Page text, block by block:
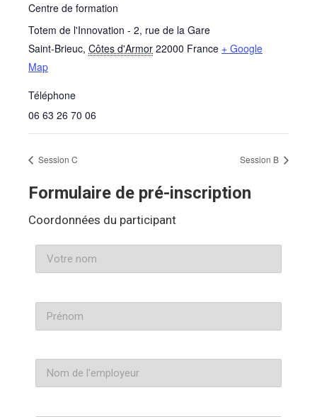
Centre de formation
Totem de l'Innovation - 2, rue de la Gare
Saint-Brieuc, Côtes d'Armor 22000 France + Google
Map
Téléphone
06 63 26 70 06
Session C Session B
Formulaire de pré-inscription
Coordonnées du participant